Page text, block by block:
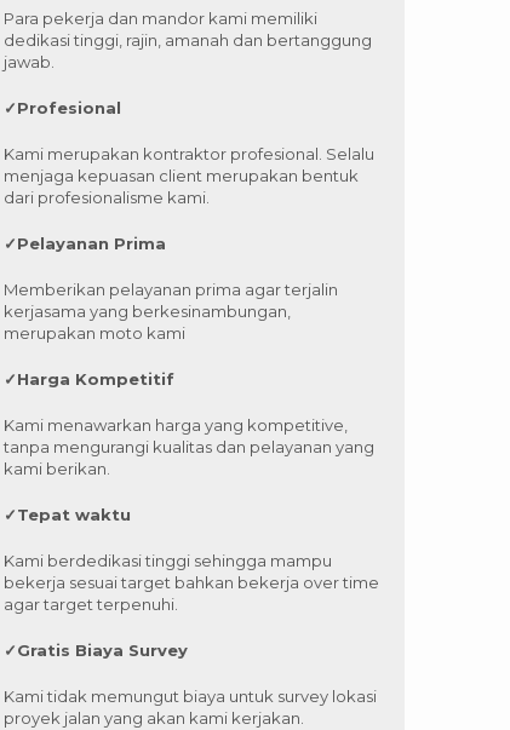
Para pekerja dan mandor kami memiliki
dedikasi tinggi, rajin, amanah dan bertanggung
jawab.
✓Profesional
Kami merupakan kontraktor profesional. Selalu
menjaga kepuasan client merupakan bentuk
dari profesionalisme kami.
✓Pelayanan Prima
Memberikan pelayanan prima agar terjalin
kerjasama yang berkesinambungan,
merupakan moto kami
✓Harga Kompetitif
Kami menawarkan harga yang kompetitive,
tanpa mengurangi kualitas dan pelayanan yang
kami berikan.
✓Tepat waktu
Kami berdedikasi tinggi sehingga mampu
bekerja sesuai target bahkan bekerja over time
agar target terpenuhi.
✓Gratis Biaya Survey
Kami tidak memungut biaya untuk survey lokasi
proyek jalan yang akan kami kerjakan.